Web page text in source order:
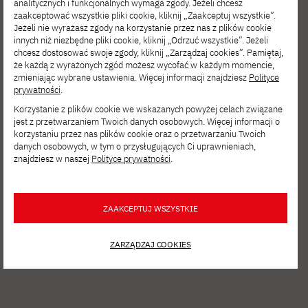
SIE 06, 2026
Film Spring Open – zgłoś się
na interdyscyplinarne warsztaty filmowe!
analitycznych i funkcjonalnych wymaga zgody. Jeżeli chcesz
zaakceptować wszystkie pliki cookie, kliknij „Zaakceptuj wszystkie”.
Jeżeli nie wyrażasz zgody na korzystanie przez nas z plików cookie
innych niż niezbędne pliki cookie, kliknij „Odrzuć wszystkie”. Jeżeli
chcesz dostosować swoje zgody, kliknij „Zarządzaj cookies”. Pamiętaj,
że każdą z wyrażonych zgód możesz wycofać w każdym momencie,
zmieniając wybrane ustawienia. Więcej informacji znajdziesz Polityce
prywatności.
Korzystanie z plików cookie we wskazanych powyżej celach związane
jest z przetwarzaniem Twoich danych osobowych. Więcej informacji o
korzystaniu przez nas plików cookie oraz o przetwarzaniu Twoich
danych osobowych, w tym o przysługujących Ci uprawnieniach,
znajdziesz w naszej Polityce prywatności.
ZAAKCEPTUJ WSZYSTKIE
ZARZĄDZAJ COOKIES